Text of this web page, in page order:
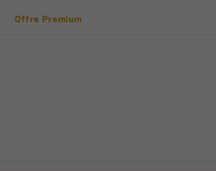
Offre Premium